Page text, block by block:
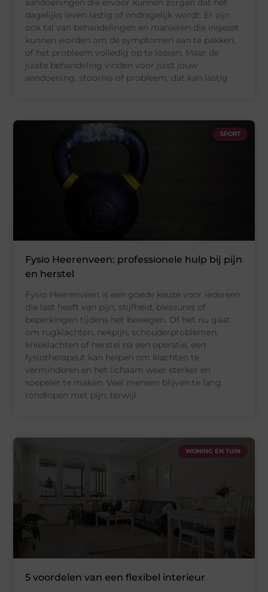
aandoeningen die ervoor kunnen zorgen dat het
dagelijks leven lastig of ondragelijk wordt. Er zijn
ook tal van behandelingen en manieren die ingezet
kunnen worden om de symptomen aan te pakken,
of het probleem volledig op te lossen. Maar de
juiste behandeling vinden voor juist jouw
aandoening, stoornis of probleem, dat kan lastig
SPORT
Fysio Heerenveen: professionele hulp bij pijn
en herstel
Fysio Heerenveen is een goede keuze voor iedereen
die last heeft van pijn, stijfheid, blessures of
beperkingen tijdens het bewegen. Of het nu gaat
om rugklachten, nekpijn, schouderproblemen,
knieklachten of herstel na een operatie, een
fysiotherapeut kan helpen om klachten te
verminderen en het lichaam weer sterker en
soepeler te maken. Veel mensen blijven te lang
rondlopen met pijn, terwijl
WONING EN TUIN
5 voordelen van een flexibel interieur